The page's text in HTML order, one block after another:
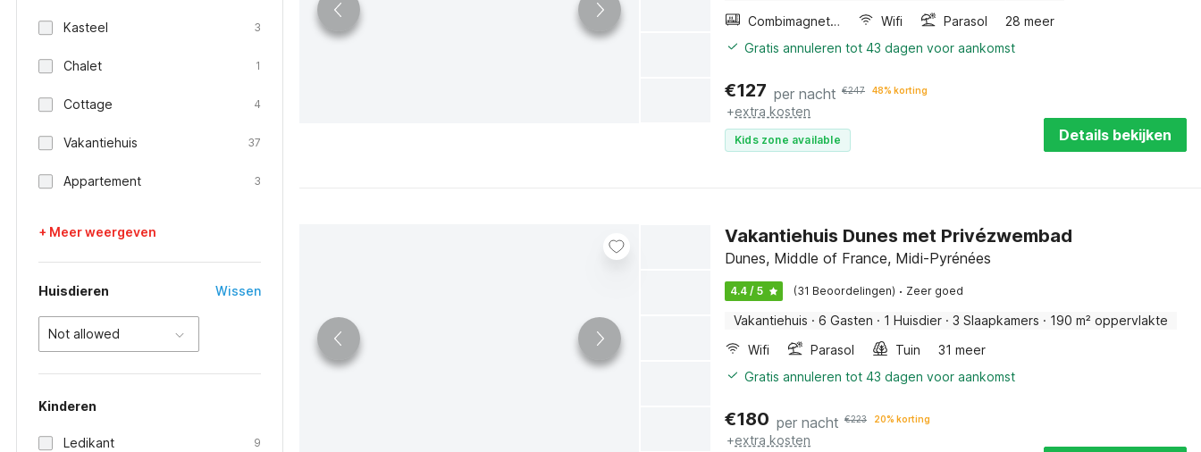
Kasteel 3
Chalet 1
Cottage 4
Vakantiehuis 37
Appartement 3
+ Meer weergeven
Huisdieren Wissen
Not allowed
Kinderen
Ledikant 9
Combimagnetron
Wifi Parasol
28 meer
Gratis annuleren tot 43 dagen voor aankomst
€127 per nacht €247 48% korting
+extra kosten
Kids zone available Details bekijken
Vakantiehuis Dunes met Privézwembad
Dunes, Middle of France, Midi-Pyrénées
4.4 / 5 (31 Beoordelingen) · Zeer goed
Vakantiehuis · 6 Gasten · 1 Huisdier · 3 Slaapkamers · 190 m² oppervlakte
Wifi
Parasol Tuin
31 meer
Gratis annuleren tot 43 dagen voor aankomst
€180 per nacht €223 20% korting
+extra kosten